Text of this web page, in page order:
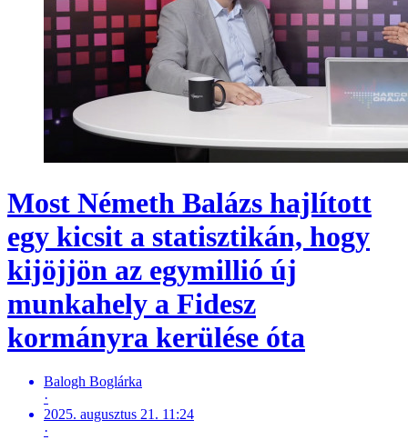
Most Németh Balázs hajlított
egy kicsit a statisztikán, hogy
kijöjjön az egymillió új
munkahely a Fidesz
kormányra kerülése óta
Balogh Boglárka
·
2025. augusztus 21. 11:24
·